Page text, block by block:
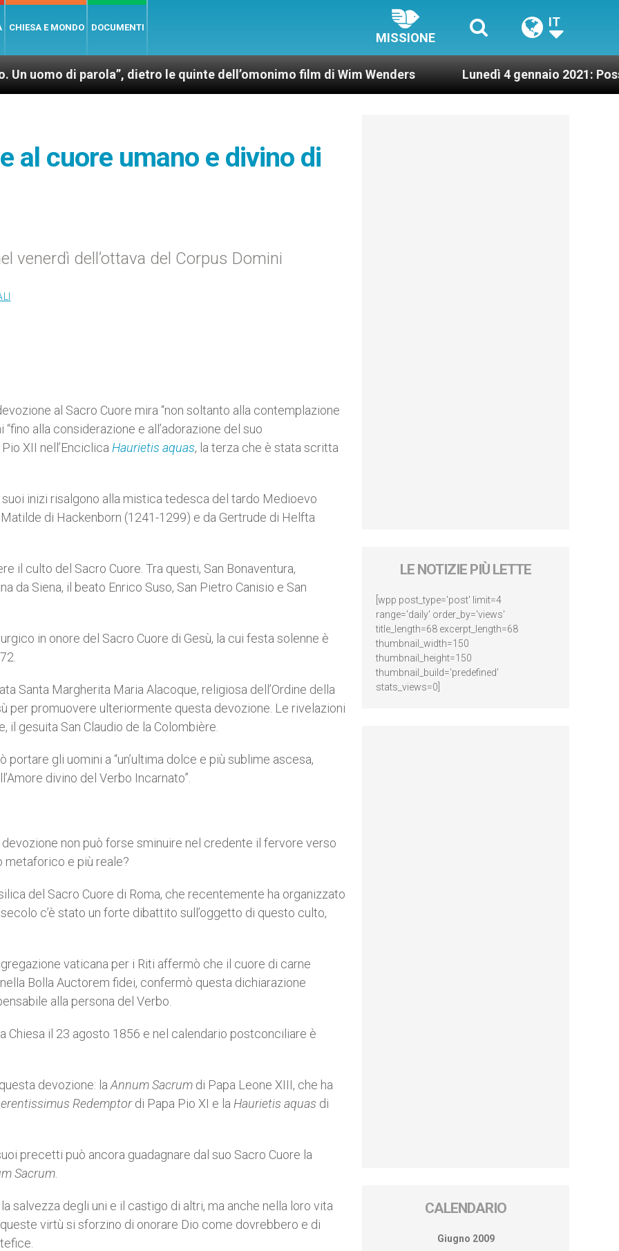
CHIESA E MONDO DOCUMENTI
MISSIONE
IT
parola”, dietro le quinte dell’omonimo film di Wim Wenders Lunedì 4 gennaio 2021: Possesso
al cuore umano e divino di
venerdì dell’ottava del Corpus Domini
al Sacro Cuore mira “non soltanto alla contemplazione
alla considerazione e all’adorazione del suo
XII nell’Enciclica Haurietis aquas, la terza che è stata scritta
inizi risalgono alla mistica tedesca del tardo Medioevo
di Hackenborn (1241-1299) e da Gertrude di Helfta
il culto del Sacro Cuore. Tra questi, San Bonaventura,
da Siena, il beato Enrico Suso, San Pietro Canisio e San
in onore del Sacro Cuore di Gesù, la cui festa solenne è
Santa Margherita Maria Alacoque, religiosa dell’Ordine della
per promuovere ulteriormente questa devozione. Le rivelazioni
gesuita San Claudio de la Colombière.
gli uomini a “un’ultima dolce e più sublime ascesa,
divino del Verbo Incarnato”.
devozione non può forse sminuire nel credente il fervore verso
metaforico e più reale?
del Sacro Cuore di Roma, che recentemente ha organizzato
c’è stato un forte dibattito sull’oggetto di questo culto,
vaticana per i Riti affermò che il cuore di carne
Bolla Auctorem fidei, confermò questa dichiarazione
alla persona del Verbo.
Chiesa il 23 agosto 1856 e nel calendario postconciliare è
devozione: la Annum Sacrum di Papa Leone XIII, che ha
Redemptordi Papa Pio XI e la Haurietis aquas di
precetti può ancora guadagnare dal suo Sacro Cuore la
Sacrum
salvezza degli uni e il castigo di altri, ma anche nella loro vita
virtù si sforzino di onorare Dio come dovrebbero e di
LE NOTIZIE PIÙ LETTE
[wpp post_type='post' limit=4
range='daily' order_by='views'
title_length=68 excerpt_length=68
thumbnail_width=150
thumbnail_height=150
thumbnail_build='predefined'
stats_views=0]
CALENDARIO
Giugno 2009